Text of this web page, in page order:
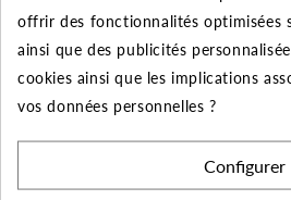
5 2%
10 5%
offrir des fonctionnalités optimisées
ainsi que des publicités
cookies ainsi que les implications
vos données personnelles ?
Configurer